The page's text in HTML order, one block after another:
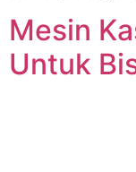
Mesin
Untuk